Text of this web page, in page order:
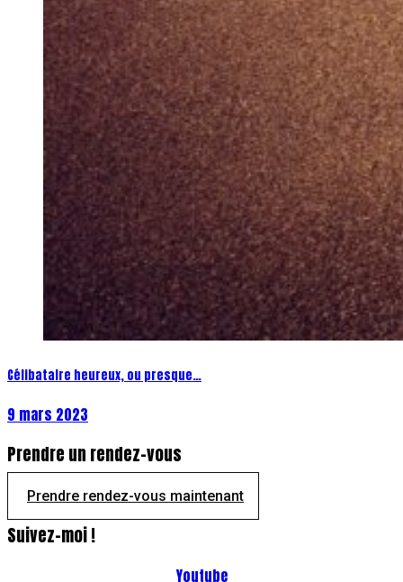
Célibataire heureux, ou presque…
9 mars 2023
Prendre un rendez-vous
Prendre rendez-vous maintenant
Suivez-moi !
Youtube